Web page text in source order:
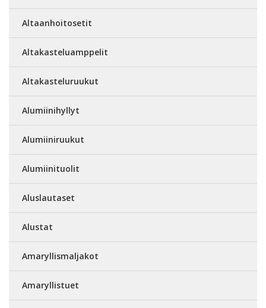
Altaanhoitosetit
Altakasteluamppelit
Altakasteluruukut
Alumiinihyllyt
Alumiiniruukut
Alumiinituolit
Aluslautaset
Alustat
Amaryllismaljakot
Amaryllistuet